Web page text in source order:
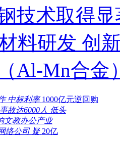
技术取得
料研发 创
Al-Mn合金
中标利率 1000亿元逆回购
故达6000人 低头
文教办公产业
络公司 疑 20亿